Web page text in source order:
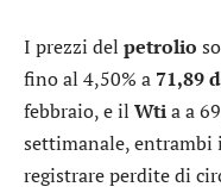
I prezzi del petrolio
fino al 4,50% a71,89
febbraio, e il Wtia a
settimanale, entrambi
registrare perdite di